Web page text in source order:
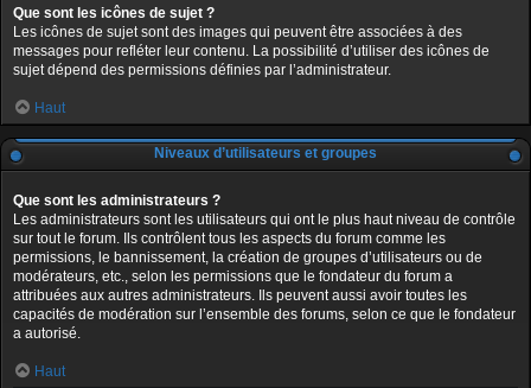
Que sont les icônes de sujet ?
Les icônes de sujet sont des images qui peuvent être associées à des
messages pour refléter leur contenu. La possibilité d’utiliser des icônes de
sujet dépend des permissions définies par l’administrateur.
Haut
Niveaux d’utilisateurs et groupes
Que sont les administrateurs ?
Les administrateurs sont les utilisateurs qui ont le plus haut niveau de contrôle
sur tout le forum. Ils contrôlent tous les aspects du forum comme les
permissions, le bannissement, la création de groupes d’utilisateurs ou de
modérateurs, etc., selon les permissions que le fondateur du forum a
attribuées aux autres administrateurs. Ils peuvent aussi avoir toutes les
capacités de modération sur l’ensemble des forums, selon ce que le fondateur
a autorisé.
Haut